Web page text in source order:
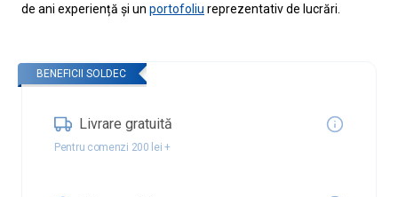
de ani experiență și un portofoliu reprezentativ de lucrări.
BENEFICII SOLDEC
Livrare gratuită
Pentru comenzi 200 lei +